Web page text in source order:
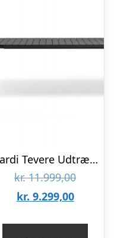
Nardi Tevere Udtræksbord 210/275 cm – Antracit
kr.11.999,00Den
kr. 9.299,00Den